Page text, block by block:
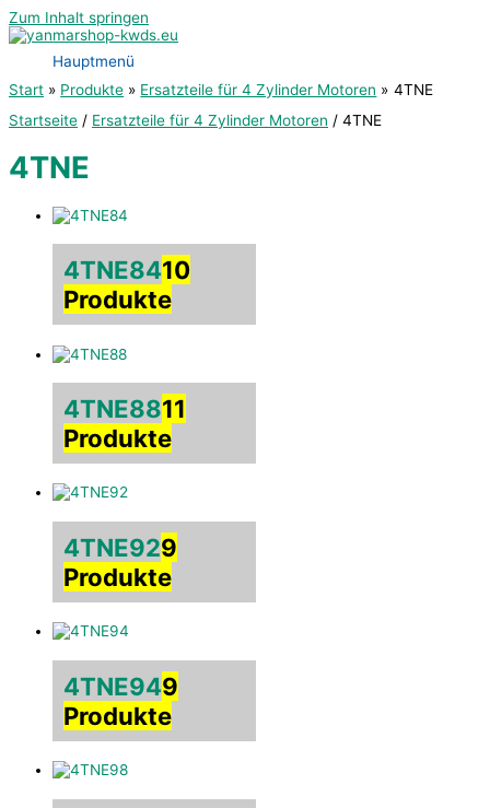
Zum Inhalt springen
Hauptmenü
Start
Produkte Ersatzteile für 4 Zylinder Motoren 4TNE
Startseite / Ersatzteile für 4 Zylinder Motoren / 4TNE
4TNE
4TNE8410
Produkte
4TNE8811
Produkte
4TNE929
Produkte
4TNE949
Produkte